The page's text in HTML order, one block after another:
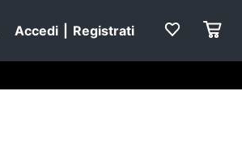
Accedi Registrati